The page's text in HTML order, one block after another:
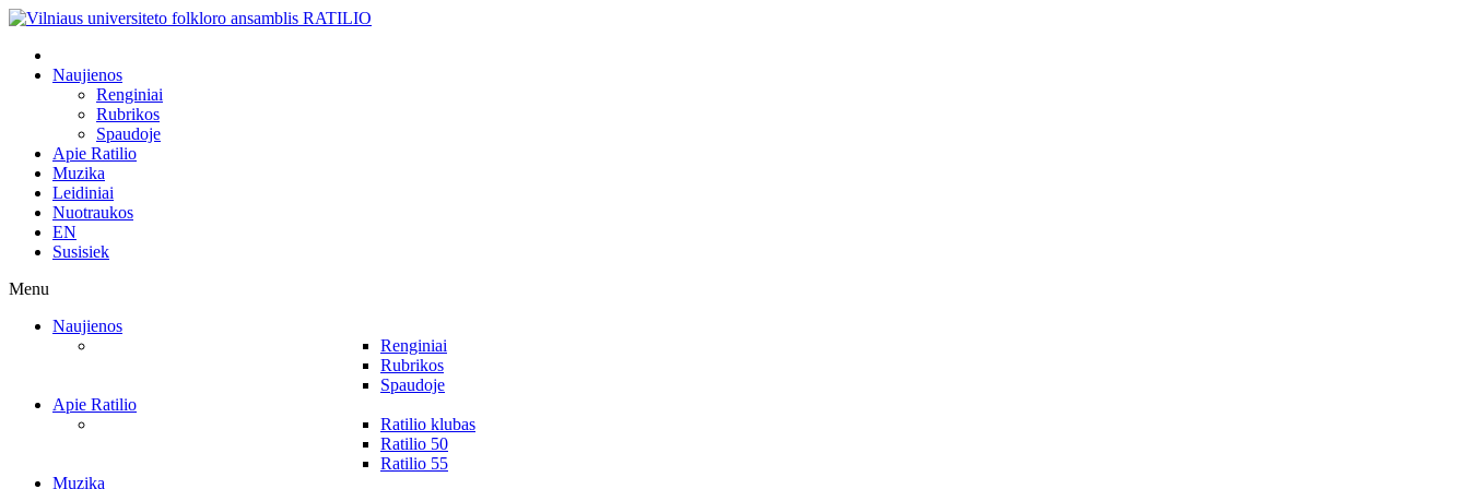
Naujienos
Renginiai
Rubrikos
Spaudoje
Apie Ratilio
Muzika
Leidiniai
Nuotraukos
EN
Susisiek
Menu
Naujienos
Renginiai
Rubrikos
Spaudoje
Apie Ratilio
Ratilio klubas
Ratilio 50
Ratilio 55
Muzika